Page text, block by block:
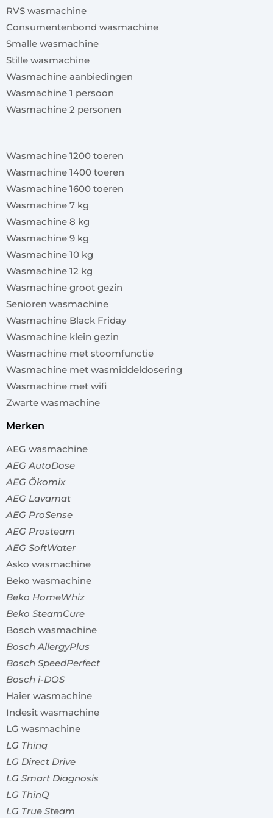
RVS wasmachine
Consumentenbond wasmachine
Smalle wasmachine
Stille wasmachine
Wasmachine aanbiedingen
Wasmachine 1 persoon
Wasmachine 2 personen
Wasmachine 1200 toeren
Wasmachine 1400 toeren
Wasmachine 1600 toeren
Wasmachine 7 kg
Wasmachine 8 kg
Wasmachine 9 kg
Wasmachine 10 kg
Wasmachine 12 kg
Wasmachine groot gezin
Senioren wasmachine
Wasmachine Black Friday
Wasmachine klein gezin
Wasmachine met stoomfunctie
Wasmachine met wasmiddeldosering
Wasmachine met wifi
Zwarte wasmachine
merken
AEG wasmachine
AEG AutoDose
AEG Ökomix
AEG Lavamat
AEG ProSense
AEG Prosteam
AEG SoftWater
Asko wasmachine
Beko wasmachine
Beko HomeWhiz
Beko SteamCure
Bosch wasmachine
Bosch AllergyPlus
Bosch SpeedPerfect
Bosch i-DOS
Haier wasmachine
Indesit wasmachine
LG wasmachine
LG Thinq
LG Direct Drive
LG Smart Diagnosis
LG ThinQ
LG True Steam